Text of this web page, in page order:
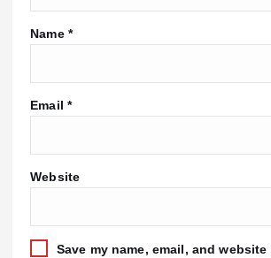
Name *
Email *
Website
Save my name, email, and